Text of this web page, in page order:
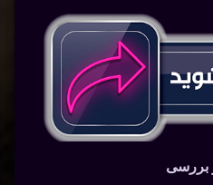
بررسی